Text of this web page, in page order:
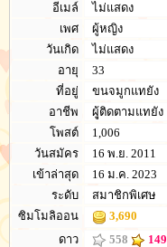
อีเมล์
ไม่แสดง
เพศ
ผู้หญิง
วันเกิด
ไม่แสดง
อายุ
33
ที่อยู่
ขนจมูกแทยัง
อาชีพ
ผุู้ติดตามแทยัง
โพสต์
1,006
วันสมัคร
16 พ.ย. 2011
เข้าล่าสุด
16 ม.ค. 2023
ระดับ
สมาชิกพิเศษ
ซิมโมลิออน
3,690
ดาว
558 149